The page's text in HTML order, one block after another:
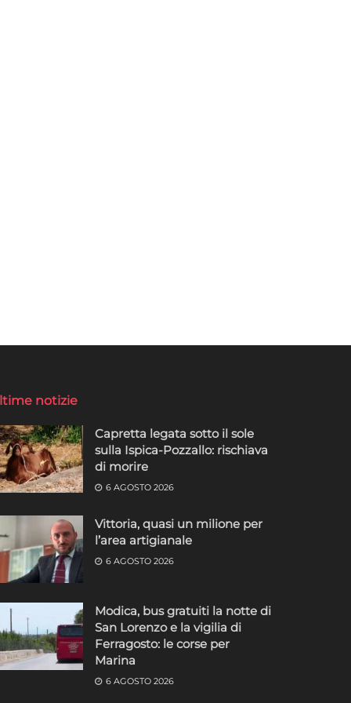
notizie
Capretta legata sotto il sole
sulla Ispica-Pozzallo: rischiava
di morire
6 AGOSTO 2026
Vittoria, quasi un milione per
l’area artigianale
6 AGOSTO 2026
Modica, bus gratuiti la notte di
San Lorenzo e la vigilia di
Ferragosto: le corse per
Marina
6 AGOSTO 2026